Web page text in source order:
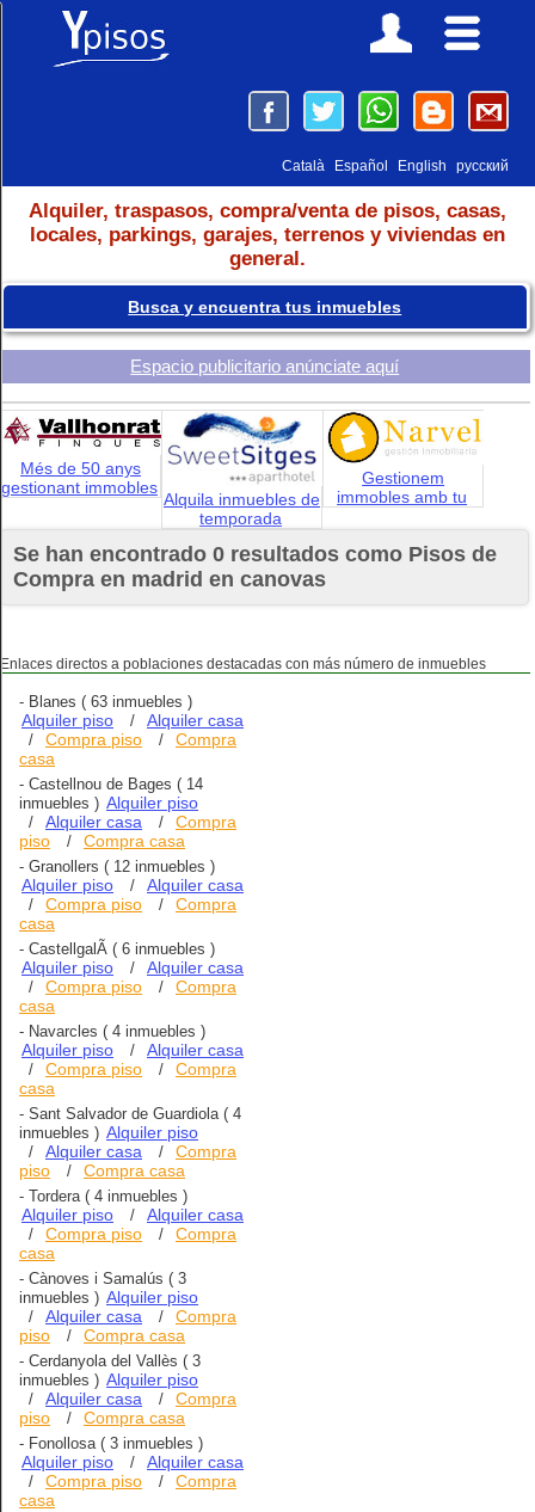
русский
English
Español
Català
Alquiler, traspasos, compra/venta de pisos, casas,
locales, parkings, garajes, terrenos y viviendas en
general.
Busca y encuentra tus inmuebles
Espacio publicitario anúnciate aquí
Més de 50 anys
gestionant immobles
Alquila inmuebles de
temporada
Gestionem
immobles amb tu
Se han encontrado 0 resultados como Pisos de
Compra en madrid en canovas
Enlaces directos a poblaciones destacadas con más número de inmuebles
- Blanes ( 63 inmuebles )
Alquiler piso / Alquiler casa
/ Compra piso /
Compra
casa
- Castellnou de Bages ( 14
inmuebles ) Alquiler piso
/ Alquiler casa /
Compra
piso
/ Compra casa
- Granollers ( 12 inmuebles )
Alquiler piso / Alquiler casa
/ Compra piso /
Compra
casa
- CastellgalÃ­ ( 6 inmuebles )
Alquiler piso / Alquiler casa
/ Compra piso /
Compra
casa
- Navarcles ( 4 inmuebles )
Alquiler piso / Alquiler casa
/ Compra piso /
Compra
casa
- Sant Salvador de Guardiola( 4
inmuebles ) Alquiler piso
/ Alquiler casa /
Compra
piso
/ Compra casa
- Tordera( 4 inmuebles )
Alquiler piso / Alquiler casa
/ Compra piso /
Compra
casa
- Cànoves i Samalús ( 3
inmuebles ) Alquiler piso
/ Alquiler casa /
Compra
piso
/ Compra casa
- Cerdanyola del Vallès ( 3
inmuebles ) Alquiler piso
/ Alquiler casa /
Compra
piso
/ Compra casa
- Fonollosa( 3 inmuebles )
Alquiler piso / Alquiler casa
/ Compra piso /
Compra
casa